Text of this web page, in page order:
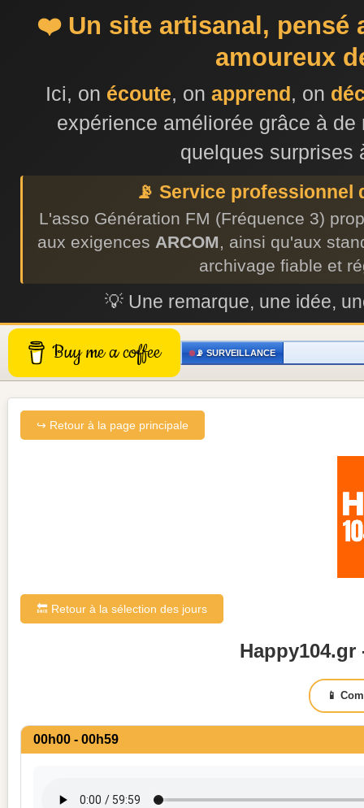
❤️ Un site artisanal, pensé
amoureux
Ici, on écoute, on apprend , on
expérience améliorée grâce à
quelques surprises
📡 Service professionnel
L'asso Génération FM (Fréquence 3)
aux exigences ARCOM, ainsi qu'aux
archivage fiable et
💡 Une remarque, une idée,
Buy me a coffee 📡 SURVEILLANCE
↪ Retour à la page principale
🔙 Retour à la sélection des jours
Happy104.gr
📱
00h00 - 00h59